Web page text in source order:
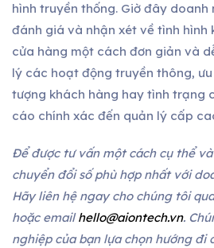
hình truyền thống. Giờ đây
đánh giá và nhận xét về tình hình
cửa hàng một cách đơn giản và
lý các hoạt động truyền thông,
tượng khách hàng hay tình trạng
cáo chính xác đến quản lý cấp
Để được tư vấn một cách cụ thể
chuyển đổi số phù hợp nhất với
Hãy liên hệ ngay cho chúng tôi
hoặc emailhello@aiontech.vn.
nghiệp của bạn lựa chọn hướng đi